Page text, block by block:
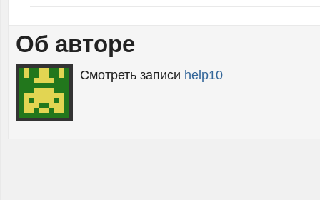
Об авторе
Смотреть записи help10